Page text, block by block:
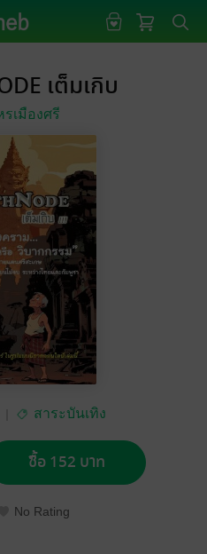
เต็มเกิบ
รเมืองศรี
สาระบันเทิง
ซื้อ 152 บาท
No Rating